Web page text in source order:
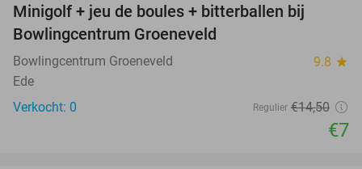
NEW
TODAY
Minigolf + jeu de boules + bitterballen bij
Bowlingcentrum Groeneveld
Bowlingcentrum Groeneveld 9.8 star
Ede
Verkocht: 0
Regulier €14,50
€7